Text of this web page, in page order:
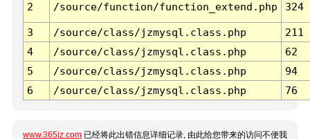
2 /source/function/function_extend.php 324
3 /source/class/jzmysql.class.php
211
4
/source/class/jzmysql.class.php
62
5
/source/class/jzmysql.class.php
94
6
/source/class/jzmysql.class.php 76
www.365jz.com 已经将此出错信息详细记录, 由此给您带来的访问不便我